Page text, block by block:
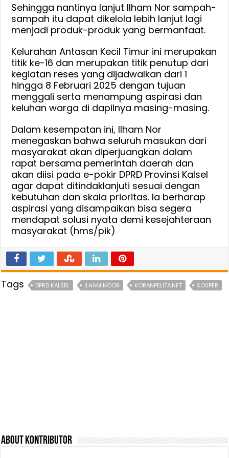
Sehingga nantinya lanjut Ilham Nor sampah-
sampah itu dapat dikelola lebih lanjut lagi
menjadi produk-produk yang bermanfaat.
Kelurahan Antasan Kecil Timur ini merupakan
titik ke-16 dan merupakan titik penutup dari
kegiatan reses yang dijadwalkan dari 1
hingga 8 Februari 2025 dengan tujuan
menggali serta menampung aspirasi dan
keluhan warga di dapilnya masing-masing.
Dalam kesempatan ini, Ilham Nor
menegaskan bahwa seluruh masukan dari
masyarakat akan diperjuangkan dalam
rapat bersama pemerintah daerah dan
akan diisi pada e-pokir DPRD Provinsi Kalsel
agar dapat ditindaklanjuti sesuai dengan
kebutuhan dan skala prioritas. Ia berharap
aspirasi yang disampaikan bisa segera
mendapat solusi nyata demi kesejahteraan
masyarakat (hms/pik)
Tags DPRD KALSEL ILHAM NOOR KORANPELITA.NET SOSPER
About Kontributor